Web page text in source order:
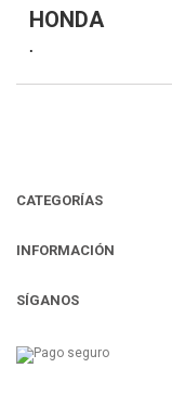
HONDA
.
CATEGORÍAS
INFORMACIÓN
SÍGANOS